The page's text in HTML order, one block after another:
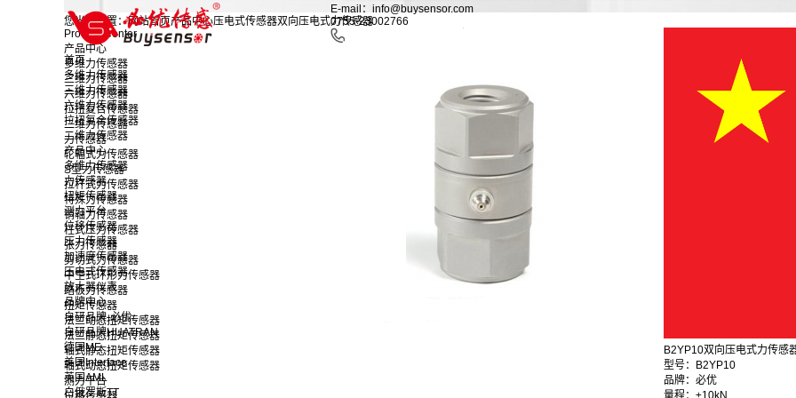
E-mail：info@buysensor.com
0755-23002766
首页
多维力传感器
三维力传感器
六维力传感器
拉扭复合传感器
二维力传感器
产品中心
多维力传感器
力传感器
扭矩传感器
测力平台
位移传感器
压力传感器
加速度传感器
压电式传感器
放大器仪表
品牌中心
自研品牌-必优
自研品牌HUATRAN
德国ME
美国Interface
英国AML
白俄罗斯TT
您当前位置：网站首页产品中心压电式传感器双向压电式力传感器
Product Center
产品中心
多维力传感器
三维力传感器
六维力传感器
拉扭复合传感器
二维力传感器
力传感器
轮辐式力传感器
S型力传感器
拉杆式力传感器
特殊力传感器
销轴力传感器
柱式压力传感器
张力传感器
剪切式力传感器
中空式环形力传感器
踏板力传感器
扭矩传感器
法兰动态扭矩传感器
法兰静态扭矩传感器
轴式静态扭矩传感器
轴式动态扭矩传感器
测力平台
B2YP10双向压电式力传感
型号：B2YP10
品牌：必优
量程：±10kN